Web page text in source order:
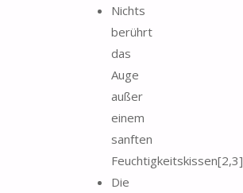
Nichts
berührt
das
Auge
außer
einem
sanften
Feuchtigkeitskissen[2,3]
Die